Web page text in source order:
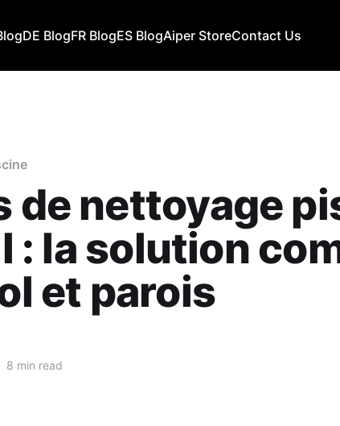
DE BlogFR BlogES BlogAiper StoreContact Us
de nettoyage
: la solution
et parois
8 min read